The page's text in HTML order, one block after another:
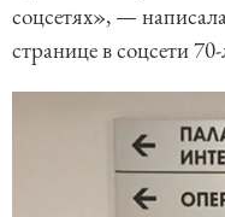
соцсетях», —
странице в соцсети